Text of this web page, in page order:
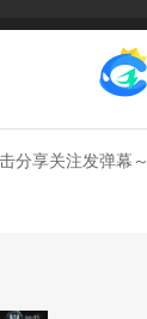
分享关注发弹幕～